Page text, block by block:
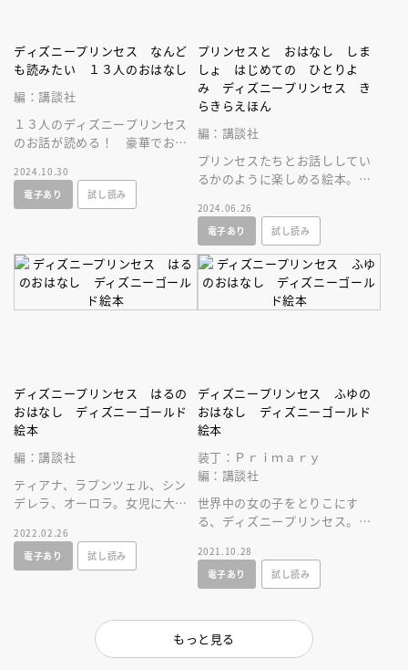
ディズニープリンセス なんど
も読みたい １３人のおはなし
編：講談社
１３人のディズニープリンセス
のお話が読める！ 豪華でお得
聞かせに。プレゼントにも最適
です♪
2024.10.30
電子あり
試し読み
プリンセスと おはなし しま
しょ はじめての ひとりよ
み ディズニープリンセス き
らきらえほん
編：講談社
プリンセスたちとお話ししてい
るかのように楽しめる絵本。き
お子さんの宝物に！ ひとりよ
みにも。
2024.06.26
電子あり
試し読み
ディズニープリンセス はるの
おはなし ディズニーゴールド
絵本
編：講談社
ティアナ、ラプンツェル、シン
デレラ、オーロラ。女児に大人
魅力が詰まったオムニバス絵本
です。
2022.02.26
電子あり
試し読み
ディズニープリンセス ふゆの
おはなし ディズニーゴールド
絵本
装丁：Ｐｒｉｍａｒｙ
編：講談社
世界中の女の子をとりこにす
る、ディズニープリンセス。今
を集めたオムニバス絵本！
2021.10.28
電子あり
試し読み
もっと見る